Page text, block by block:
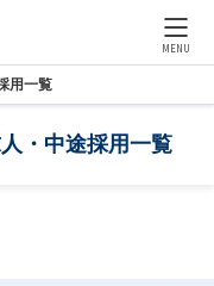
MENU
用一覧
・中途採用一覧